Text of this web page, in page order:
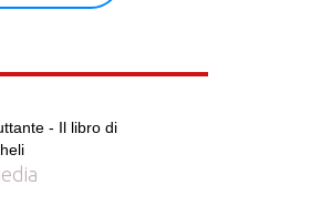
- Il libro di